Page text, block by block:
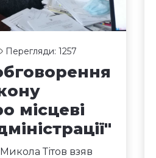
Перегляди: 1257
місцеві
Тітов взяв